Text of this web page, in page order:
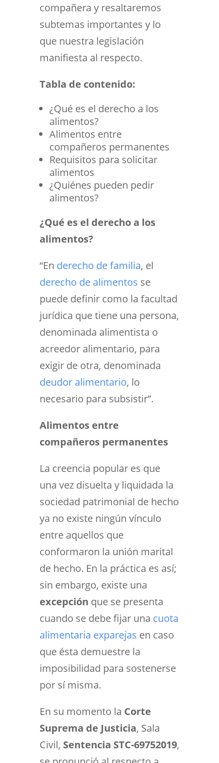
compañera y resaltaremos
subtemas importantes y lo
que nuestra legislación
manifiesta al respecto.
Tabla de contenido:
¿Qué es el derecho a los
alimentos?
Alimentos entre
compañeros permanentes
Requisitos para solicitar
alimentos
¿Quiénes pueden pedir
alimentos?
¿Qué es el derecho a los
alimentos?
“En derecho de familia, el
derecho de alimentos se
puede definir como la facultad
jurídica que tiene una persona,
denominada alimentista o
acreedor alimentario, para
exigir de otra, denominada
deudor alimentario, lo
necesario para subsistir”.
Alimentos entre
compañeros permanentes
La creencia popular es que
una vez disuelta y liquidada la
sociedad patrimonial de hecho
ya no existe ningún vínculo
entre aquellos que
conformaron la unión marital
de hecho. En la práctica es así;
sin embargo, existe una
excepción que se presenta
cuando se debe fijar una cuota
alimentaria exparejas en caso
que ésta demuestre la
imposibilidad para sostenerse
por sí misma.
En su momento la Corte
Suprema de Justicia, Sala
Civil, Sentencia STC-69752019,